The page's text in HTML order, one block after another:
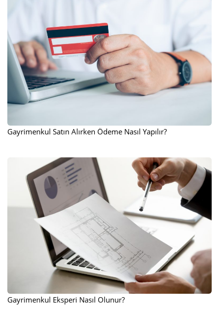
Gayrimenkul Satın Alırken Ödeme Nasıl Yapılır?
Gayrimenkul Eksperi Nasıl Olunur?